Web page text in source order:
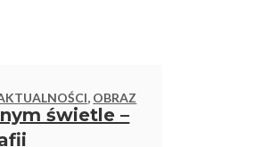
, OBRAZ
świetle –